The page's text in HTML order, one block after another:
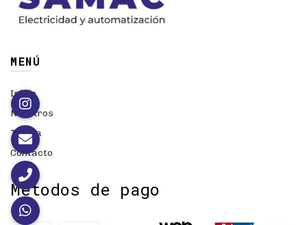
MENÚ
Inicio
Nosotros
Tienda
Contacto
Métodos de pago